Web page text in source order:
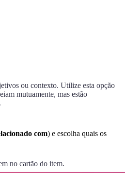
ou contexto. Utilize esta opção
mutuamente, mas estão
com) e escolha quais os
no cartão do item.